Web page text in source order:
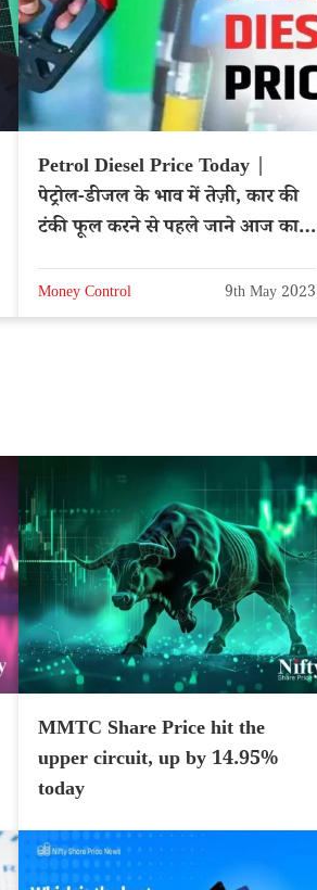
Petrol Diesel Price Today |
पेट्रोल-डीजल के भाव में तेज़ी, कार की
टंकी फूल करने से पहले जाने आज का
Money Control 9th May 2023
MMTC Share Price hit the
upper circuit, up by 14.95%
today